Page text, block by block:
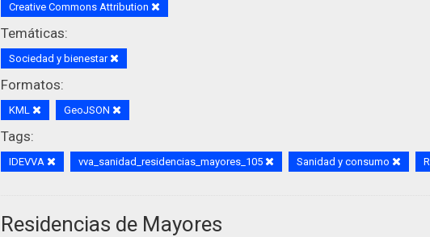
Creative Commons Attribution
Temáticas:
Sociedad y bienestar
Formatos:
KML GeoJSON
Tags:
IDEVVA vva_sanidad_residencias_mayores_105 Sanidad y consumo
Residencias de Mayores